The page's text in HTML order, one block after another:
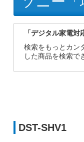
「デジタル家電対
検索をもっとカン
した商品を検索で
DST-SHV1